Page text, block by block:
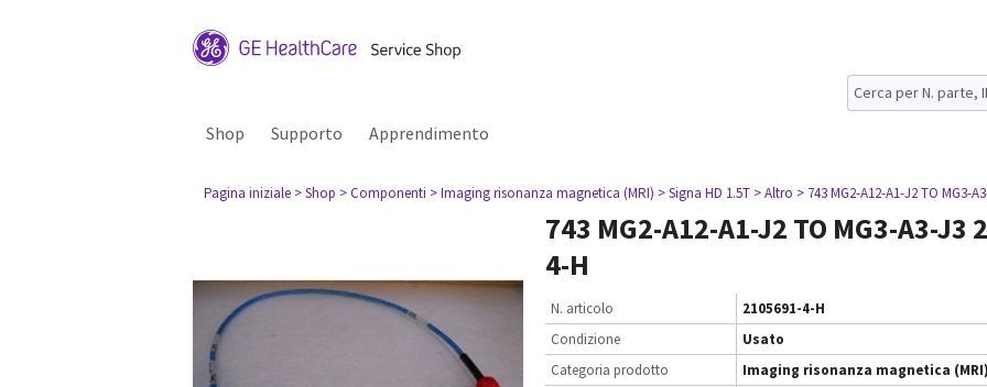
Shop Supporto Apprendimento
Pagina iniziale > Shop > Componenti > Imaging risonanza magnetica (MRI) > Signa HD 1.5T > Altro > 743 MG2-A12-A1-J2 TO MG3-
743 MG2-A12-A1-J2 TO MG3-A3-J3
4-H
N. articolo
2105691-4-H
Condizione
Usato
Categoria prodotto
Imaging risonanza magnetica